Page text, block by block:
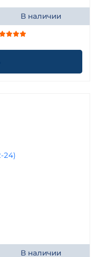
В наличии
В наличии